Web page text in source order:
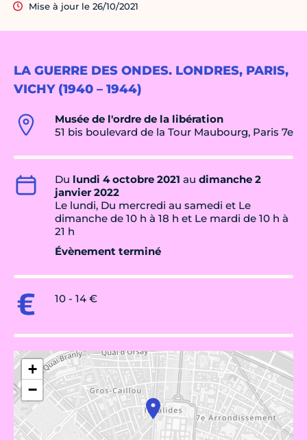
LA GUERRE DES ONDES. LONDRES, PARIS,
VICHY (1940 – 1944)
Musée de l'ordre de la libération
51 bis boulevard de la Tour Maubourg, Paris 7e
Du lundi 4 octobre 2021 au dimanche 2
janvier 2022
Le lundi, Du mercredi au samedi et Le
dimanche de 10 h à 18 h et Le mardi de 10 h à
21 h
Évènement terminé
10 - 14 €
+
−
Mise à jour le 26/10/2021